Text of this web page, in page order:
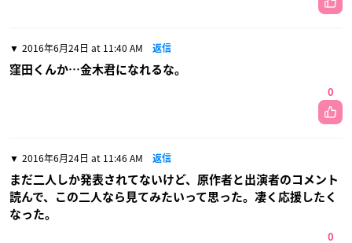
2016年6月24日 at 11:40 AM 返信
窪田くんか…金木君になれるな。
0
2016年6月24日 at 11:46 AM 返信
まだ二人しか発表されてないけど、原作者と出演者のコメント
読んで、この二人なら見てみたいって思った。凄く応援したく
なった。
0